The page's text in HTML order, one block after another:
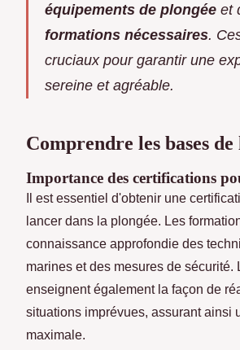
équipements de plongée et
formations nécessaires.
cruciaux pour garantir une
sereine et agréable.
Comprendre les bases de
Importance des certifications
Il est essentiel d'obtenir une
lancer dans la plongée. Les
connaissance approfondie des
marines et des mesures de sécurité.
enseignent également la façon de
situations imprévues, assurant ainsi
maximale.